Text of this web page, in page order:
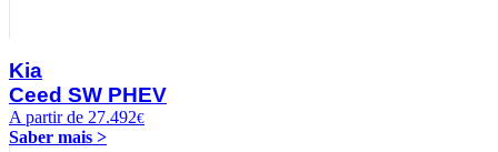
Kia
Ceed SW PHEV
A partir de 27.492€
Saber mais >